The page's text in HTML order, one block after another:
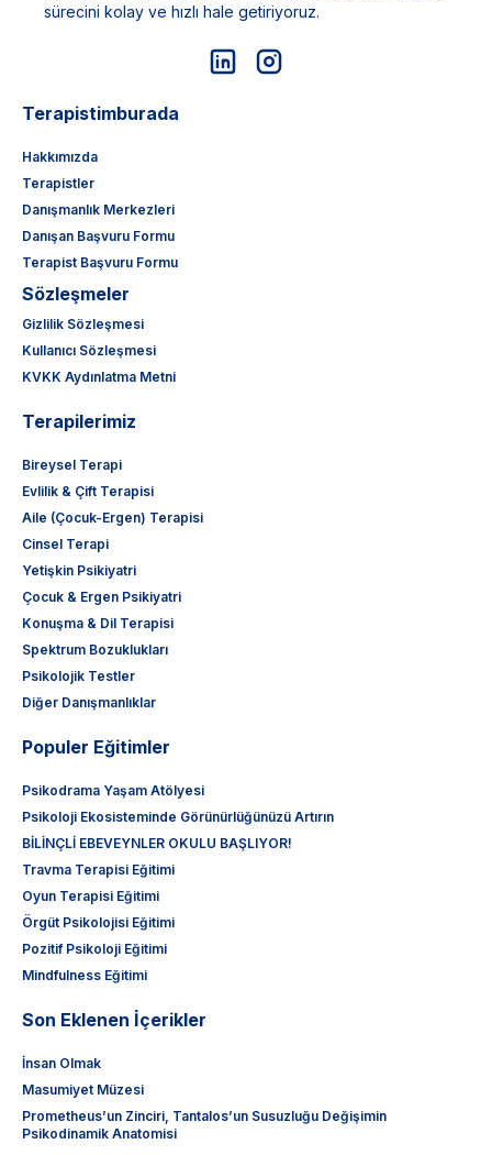
sürecini kolay ve hızlı hale getiriyoruz.
Terapistimburada
Hakkımızda
Terapistler
Danışmanlık Merkezleri
Danışan Başvuru Formu
Terapist Başvuru Formu
Sözleşmeler
Gizlilik Sözleşmesi
Kullanıcı Sözleşmesi
KVKK Aydınlatma Metni
Terapilerimiz
Bireysel Terapi
Evlilik & Çift Terapisi
Aile (Çocuk-Ergen) Terapisi
Cinsel Terapi
Yetişkin Psikiyatri
Çocuk & Ergen Psikiyatri
Konuşma & Dil Terapisi
Spektrum Bozuklukları
Psikolojik Testler
Diğer Danışmanlıklar
Populer Eğitimler
Psikodrama Yaşam Atölyesi
Psikoloji Ekosisteminde Görünürlüğünüzü Artırın
BİLİNÇLİ EBEVEYNLER OKULU BAŞLIYOR!
Travma Terapisi Eğitimi
Oyun Terapisi Eğitimi
Örgüt Psikolojisi Eğitimi
Pozitif Psikoloji Eğitimi
Mindfulness Eğitimi
Son Eklenen İçerikler
İnsan Olmak
Masumiyet Müzesi
Prometheus’un Zinciri, Tantalos’un Susuzluğu Değişimin
Psikodinamik Anatomisi